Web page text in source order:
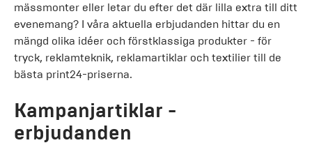
mässmonter eller letar du efter det där lilla extra till ditt
evenemang? I våra aktuella erbjudanden hittar du en
mängd olika idéer och förstklassiga produkter - för
tryck, reklamteknik, reklamartiklar och textilier till de
bästa print24-priserna.
Kampanjartiklar -
erbjudanden